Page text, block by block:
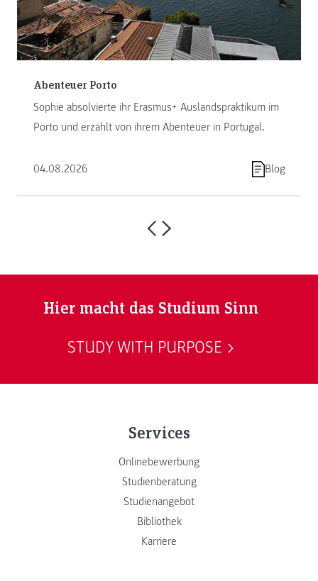
Abenteuer Porto
Sophie absolvierte ihr Erasmus+ Auslandspraktikum im
Porto und erzählt von ihrem Abenteuer in Portugal.
04.08.2026 Blog
Hier macht das Studium Sinn
STUDY WITH PURPOSE
Services
Onlinebewerbung
Studienberatung
Studienangebot
Bibliothek
Karriere